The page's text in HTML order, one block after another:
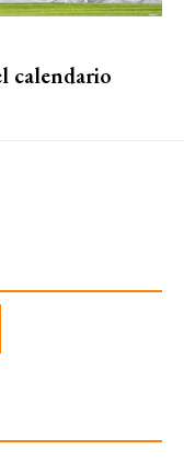
calendario